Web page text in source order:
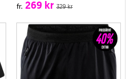
fr. 269 kr 329 kr